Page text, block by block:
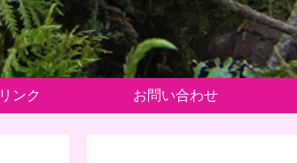
リンク お問い合わせ